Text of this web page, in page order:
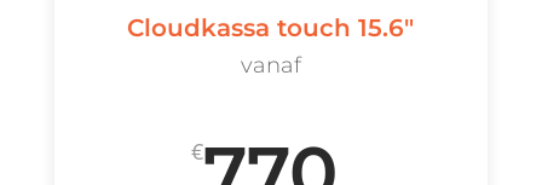
Cloudkassa touch 15.6"
vanaf
€